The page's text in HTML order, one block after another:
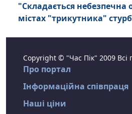
"Складається небезпечна
містах "трикутника"
Copyright © "Час Пік" 2009 Всі
Про портал
Інформаційна співпраця
Наші ціни